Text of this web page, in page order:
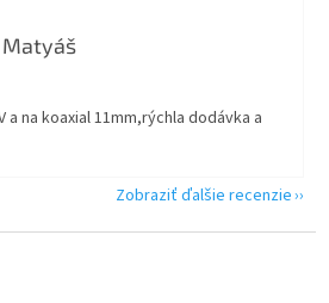
obchodu je 5 z 5 hviezdičiek.
a na koaxial 11mm,rýchla dodávka a
Zobraziť ďalšie recenzie